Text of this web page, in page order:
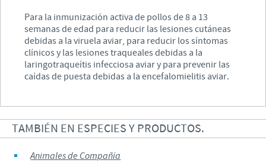
Para la inmunización activa de pollos de 8 a 13
semanas de edad para reducir las lesiones cutáneas
debidas a la viruela aviar, para reducir los síntomas
clínicos y las lesiones traqueales debidas a la
laringotraqueítis infecciosa aviar y para prevenir las
caídas de puesta debidas a la encefalomielitis aviar.
TAMBIÉN EN ESPECIES Y PRODUCTOS.
Animales de Compañía